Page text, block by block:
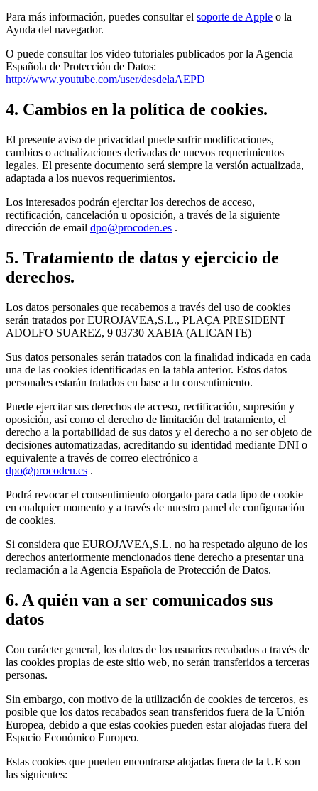
Para más información, puedes consultar el soporte de Apple o la
Ayuda del navegador.
O puede consultar los video tutoriales publicados por la Agencia
Española de Protección de Datos:
http://www.youtube.com/user/desdelaAEPD
4. Cambios en la política de cookies.
El presente aviso de privacidad puede sufrir modificaciones,
cambios o actualizaciones derivadas de nuevos requerimientos
legales. El presente documento será siempre la versión actualizada,
adaptada a los nuevos requerimientos.
Los interesados podrán ejercitar los derechos de acceso,
rectificación, cancelación u oposición, a través de la siguiente
dirección de email dpo@procoden.es .
5. Tratamiento de datos y ejercicio de
derechos.
Los datos personales que recabemos a través del uso de cookies
serán tratados por EUROJAVEA,S.L., PLAÇA PRESIDENT
ADOLFO SUAREZ, 9 03730 XABIA (ALICANTE)
Sus datos personales serán tratados con la finalidad indicada en cada
una de las cookies identificadas en la tabla anterior. Estos datos
personales estarán tratados en base a tu consentimiento.
Puede ejercitar sus derechos de acceso, rectificación, supresión y
oposición, así como el derecho de limitación del tratamiento, el
derecho a la portabilidad de sus datos y el derecho a no ser objeto de
decisiones automatizadas, acreditando su identidad mediante DNI o
equivalente a través de correo electrónico a
dpo@procoden.es .
Podrá revocar el consentimiento otorgado para cada tipo de cookie
en cualquier momento y a través de nuestro panel de configuración
de cookies.
Si considera que EUROJAVEA,S.L. no ha respetado alguno de los
derechos anteriormente mencionados tiene derecho a presentar una
reclamación a la Agencia Española de Protección de Datos.
6. A quién van a ser comunicados sus
datos
Con carácter general, los datos de los usuarios recabados a través de
las cookies propias de este sitio web, no serán transferidos a terceras
personas.
Sin embargo, con motivo de la utilización de cookies de terceros, es
posible que los datos recabados sean transferidos fuera de la Unión
Europea, debido a que estas cookies pueden estar alojadas fuera del
Espacio Económico Europeo.
Estas cookies que pueden encontrarse alojadas fuera de la UE son
las siguientes: